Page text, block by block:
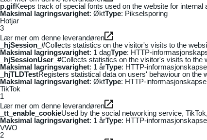
p.gifKeeps track of special fonts used on the website for
Maksimal lagringsvarighet: ØktType: Pikselsporing
Hotjar
3
Lær mer om denne leverandøren
_hjSession_#Collects statistics on the visitor's visits to the
Maksimal lagringsvarighet: 1 dagType: HTTP-
_hjSessionUser_#Collects statistics on the visitor's visits to the
Maksimal lagringsvarighet: 1 årType: HTTP-
_hjTLDTestRegisters statistical data on users' behaviour on the
Maksimal lagringsvarighet: ØktType: HTTP-
TikTok
1
Lær mer om denne leverandøren
_tt_enable_cookieUsed by the social networking service,
Maksimal lagringsvarighet: 1 årType: HTTP-
VWO
2